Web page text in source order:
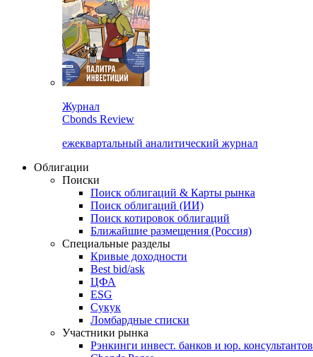
Журнал
Cbonds Review
ежеквартальный аналитический журнал
Облигации
Поиски
Поиск облигаций & Карты рынка
Поиск облигаций (ИИ)
Поиск котировок облигаций
Ближайшие размещения (Россия)
Специальные разделы
Кривые доходности
Best bid/ask
ЦФА
ESG
Сукук
Ломбардные списки
Участники рынка
Рэнкинги инвест. банков и юр. консультантов